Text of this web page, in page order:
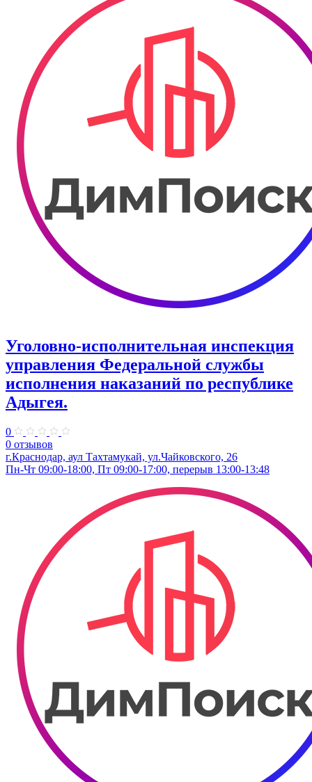
Уголовно-исполнительная инспекция
управления Федеральной службы
исполнения наказаний по республике
Адыгея.
0
0 отзывов
г.Краснодар, аул Тахтамукай, ул.Чайковского, 26
Пн-Чт 09:00-18:00, Пт 09:00-17:00, перерыв 13:00-13:48